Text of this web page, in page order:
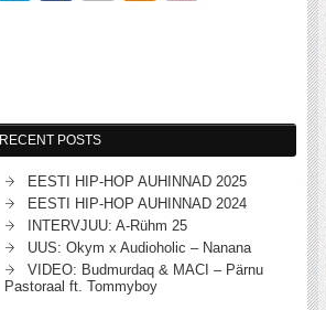
RECENT POSTS
EESTI HIP-HOP AUHINNAD 2025
EESTI HIP-HOP AUHINNAD 2024
INTERVJUU: A-Rühm 25
UUS: Okym x Audioholic – Nanana
VIDEO: Budmurdaq & MACI – Pärnu
Pastoraal ft. Tommyboy